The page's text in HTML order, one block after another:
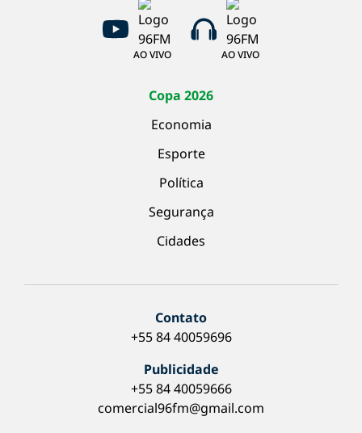
AO VIVO AO VIVO
Copa 2026
Economia
Esporte
Política
Segurança
Cidades
Contato
+55 84 40059696
Publicidade
+55 84 40059666
comercial96fm@gmail.com